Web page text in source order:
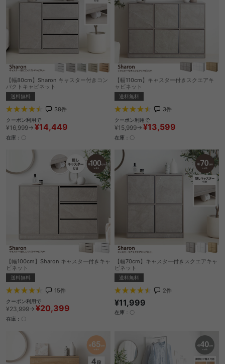
【幅80cm】Sharon キャスター付きコン
パクトキャビネット
送料無料
38件
クーポン利用で
¥16,999→ ¥14,449
在庫：〇
【幅110cm】キャスター付きスクエアキ
ャビネット
送料無料
3件
クーポン利用で
¥15,999→ ¥13,599
在庫：〇
【幅100cm】Sharon キャスター付きキャ
ビネット
送料無料
15件
クーポン利用で
¥23,999→ ¥20,399
在庫：〇
【幅70cm】キャスター付きスクエアキャ
ビネット
送料無料
2件
¥11,999
在庫：〇